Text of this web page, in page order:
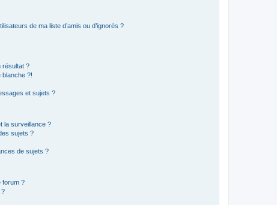
de ma liste d’amis ou d’ignorés ?
résultat ?
blanche ?!
et sujets ?
la surveillance ?
sujets ?
de sujets ?
forum ?
?